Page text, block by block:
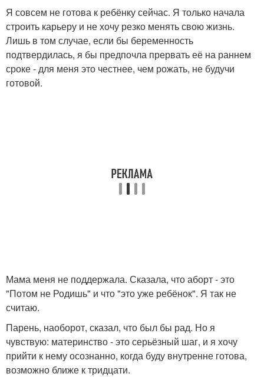
Я совсем не готова к ребёнку сейчас. Я только начала
строить карьеру и не хочу резко менять свою жизнь.
Лишь в том случае, если бы беременность
подтвердилась, я бы предпочла прервать её на раннем
сроке - для меня это честнее, чем рожать, не будучи
готовой.
Мама меня не поддержала. Сказала, что аборт - это
"Потом не Родишь" и что "это уже ребёнок". Я так не
считаю.
Парень, наоборот, сказал, что был бы рад. Но я
чувствую: материнство - это серьёзный шаг, и я хочу
прийти к нему осознанно, когда буду внутренне готова,
возможно ближе к тридцати.